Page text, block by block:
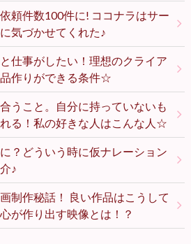
頼件数100件に! ココナラはサー
気づかせてくれた♪
仕事がしたい！理想のクライア
作りができる条件☆
うこと。自分に持っていないも
る！私の好きな人はこんな人☆
？どういう時に仮ナレーション
♪
制作秘話！ 良い作品はこうして
作り出す映像とは！？